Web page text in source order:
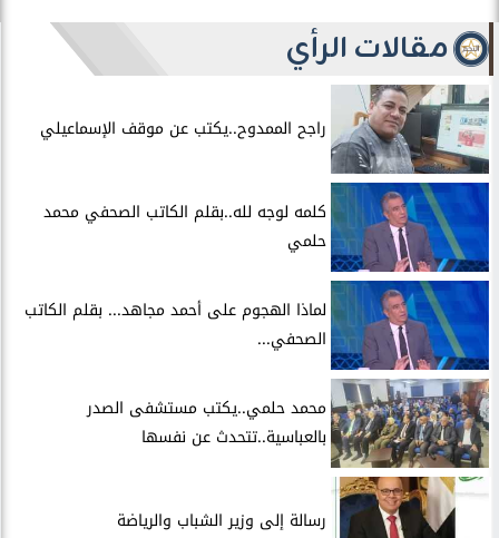
مقالات الرأي
راجح الممدوح..يكتب عن موقف الإسماعيلي
كلمه لوجه لله..بقلم الكاتب الصحفي محمد
حلمي
لماذا الهجوم على أحمد مجاهد... بقلم الكاتب
الصحفي...
محمد حلمي..يكتب مستشفى الصدر
بالعباسية..تتحدث عن نفسها
رسالة إلى وزير الشباب والرياضة